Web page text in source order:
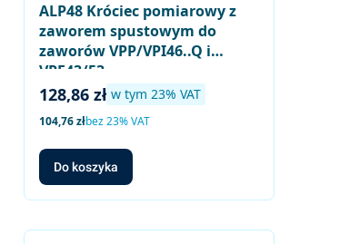
ALP48 Króciec pomiarowy z
zaworem spustowym do
zaworów VPP/VPI46..Q i
VPF43/53..
Cena brutto
128,86 zł w tym %s VAT
w tym 23% VAT
Cena netto
104,76 złbez 23% VAT
Do koszyka